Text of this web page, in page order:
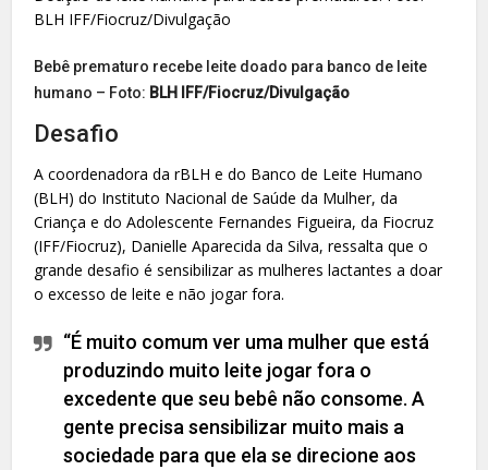
Bebê prematuro recebe leite doado para banco de leite
humano – Foto: BLH IFF/Fiocruz/Divulgação
Desafio
A coordenadora da rBLH e do Banco de Leite Humano
(BLH) do Instituto Nacional de Saúde da Mulher, da
Criança e do Adolescente Fernandes Figueira, da Fiocruz
(IFF/Fiocruz), Danielle Aparecida da Silva, ressalta que o
grande desafio é sensibilizar as mulheres lactantes a doar
o excesso de leite e não jogar fora.
“É muito comum ver uma mulher que está
produzindo muito leite jogar fora o
excedente que seu bebê não consome. A
gente precisa sensibilizar muito mais a
sociedade para que ela se direcione aos